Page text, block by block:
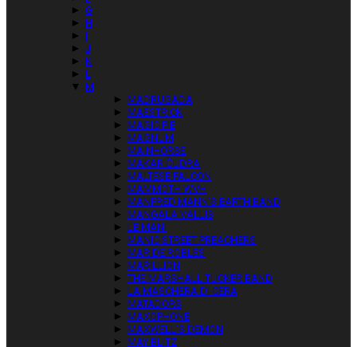
► G
► H
► I
► J
► K
► L
▼ M
► MADRUGADA
► MAESTRICK
► MAGIC PIE
► MAGNUM
► MAINHORSE
► MAKAR ČUDRA
► MALTESE FALCON
► MAMMOTH WVH
► MANFRED MANN’S EARTH BAND
► MANGALA VALLIS
► LE MANI
► MANIC STREET PREACHERS
► MAR DE ROBLES
► MARILLION
► THE MARSHALL TUCKER BAND
► LA MASCHERA DI CERA
► MATADORS
► MAXOPHONE
► MAXWELL’S DEMON
► MAY BLITZ